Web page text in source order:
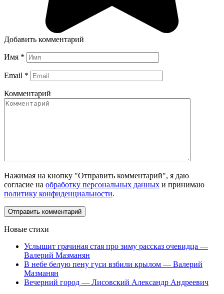
Добавить комментарий
Имя *
Email *
Комментарий
Нажимая на кнопку "Отправить комментарий", я даю
согласие на обработку персональных данных и принимаю
политику конфиденциальности.
Новые стихи
Услышит грачиная стая про зиму рассказ очевидца —
Валерий Мазманян
В небе белую пену гуси взбили крылом — Валерий
Мазманян
Вечерний город — Лисовский Александр Андреевич